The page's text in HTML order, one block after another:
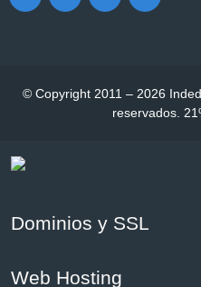
© Copyright 2011 – 2026
reservados.
Dominios y SSL
Web Hosting